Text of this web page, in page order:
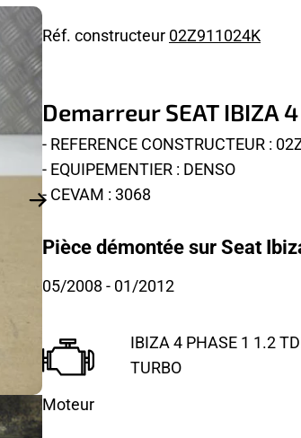
Réf. constructeur 02Z911024K
Demarreur SEAT IBIZA 4
- REFERENCE CONSTRUCTEUR :
- EQUIPEMENTIER : DENSO
- CEVAM : 3068
Pièce démontée sur Seat
05/2008 - 01/2012
Moteur
IBIZA 4 PHASE 1 1.2
TURBO